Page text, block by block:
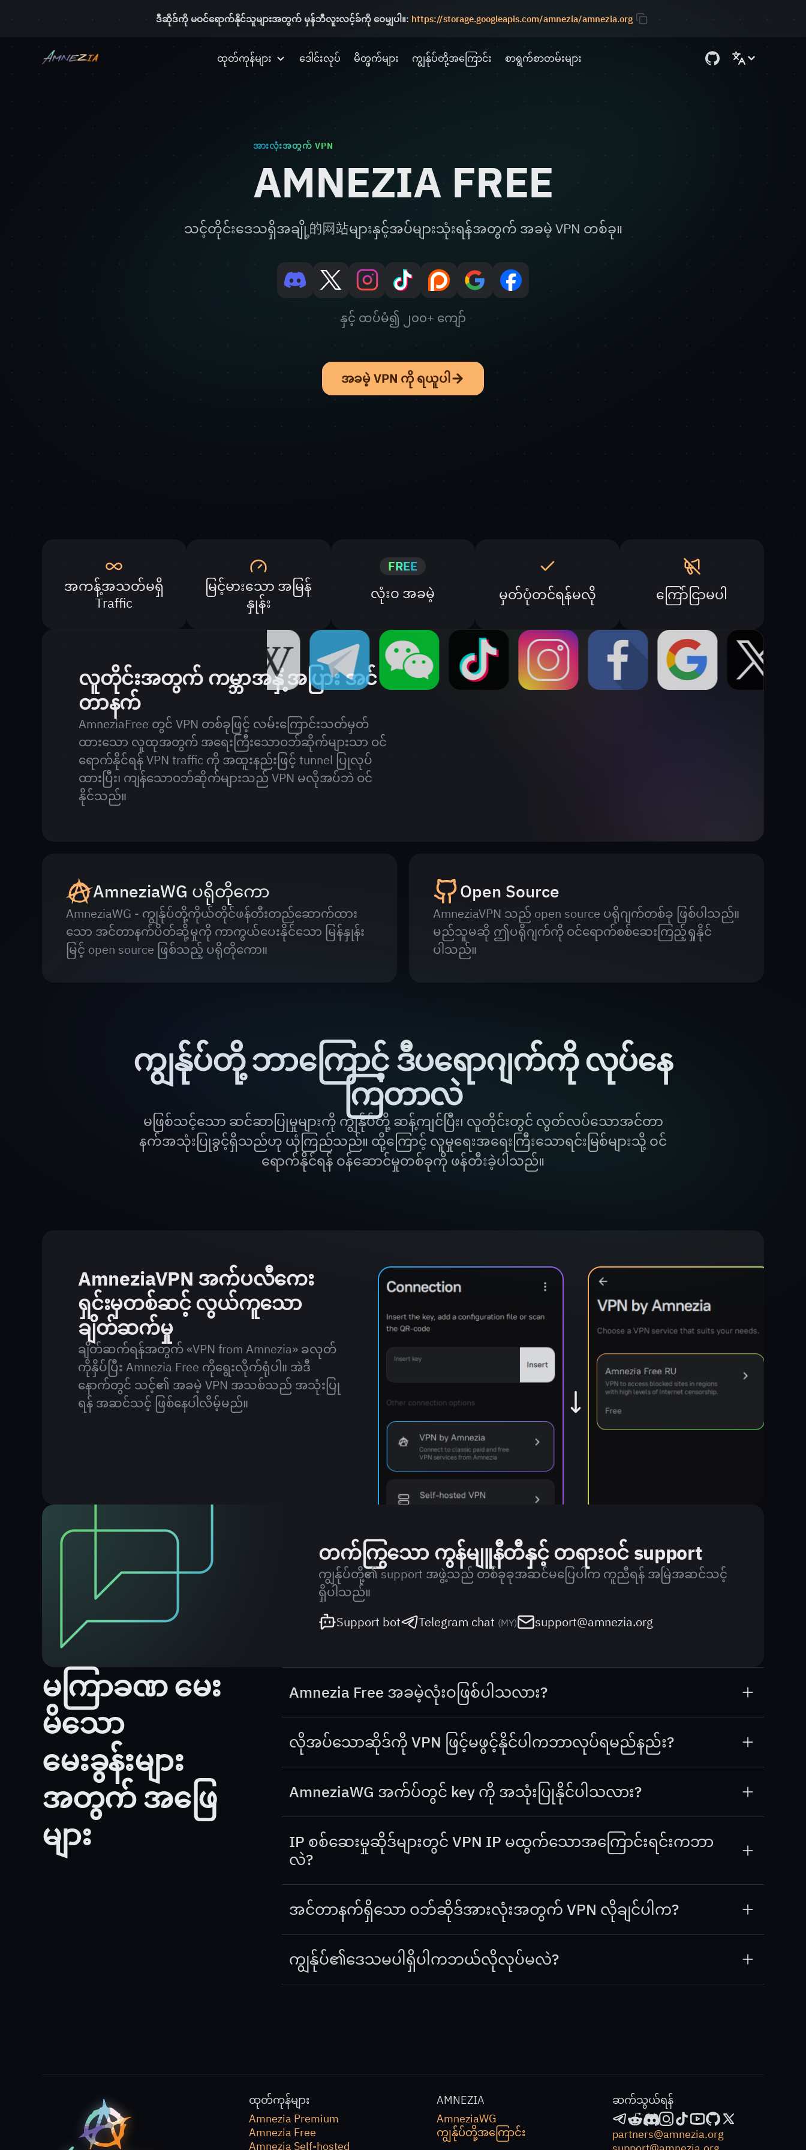
ဒီဆိုဒ်ကို မဝင်ရောက်နိုင်သူများအတွက် မှန်ဘီလူးလင့်ခ်ကို ဝေမျှပါ။: https://storage.googleapis.com/amnezia/amnezia.org
ထုတ်ကုန်များ ဒေါင်းလုပ် မိတ္ဖက်များ ကျွန်ုပ်တို့အကြောင်း စာရွက်စာတမ်းများ
အားလုံးအတွက် VPN
AMNEZIA FREE
သင့်တိုင်းဒေသရှိအချို့的网站များနှင့်အပ်များသုံးရန်အတွက် အခမဲ့ VPN တစ်ခု။
နှင့် ထပ်မံ၍ ၂၀၀+ ကျော်
အခမဲ့ VPN ကို ရယူပါ
အကန့်အသတ်မရှိ
Traffic
မြင့်မားသော အမြန်
နှုန်း
FREE
လုံးဝ အခမဲ့ မှတ်ပုံတင်ရန်မလို ကြော်ငြာမပါ
လူတိုင်းအတွက် ကမ္ဘာအနှံ့အပြား အင်
တာနက်
AmneziaFree တွင် VPN တစ်ခုဖြင့် လမ်းကြောင်းသတ်မှတ်
ထားသော လူထုအတွက် အရေးကြီးသောဝဘ်ဆိုက်များသာ ဝင်
ရောက်နိုင်ရန် VPN traffic ကို အထူးနည်းဖြင့် tunnel ပြုလုပ်
ထားပြီး၊ ကျန်သောဝဘ်ဆိုက်များသည် VPN မလိုအပ်ဘဲ ဝင်
နိုင်သည်။
AmneziaWG ပရိုတိုကော
AmneziaWG - ကျွန်ုပ်တို့ကိုယ်တိုင်ဖန်တီးတည်ဆောက်ထား
သော အင်တာနက်ပိတ်ဆို့မှုကို ကာကွယ်ပေးနိုင်သော မြန်နှုန်း
မြင့် open source ဖြစ်သည့် ပရိုတိုကော။
Open Source
AmneziaVPN သည် open source ပရိုဂျက်တစ်ခု ဖြစ်ပါသည်။
မည်သူမဆို ဤပရိုဂျက်ကို ဝင်ရောက်စစ်ဆေးကြည့်ရှုနိုင်
ပါသည်။
ကျွန်ုပ်တို့ ဘာကြောင့် ဒီပရောဂျက်ကို လုပ်နေ
ကြတာလဲ
မဖြစ်သင့်သော ဆင်ဆာပြုမှုများကို ကျွန်ုပ်တို့ ဆန့်ကျင်ပြီး၊ လူတိုင်းတွင် လွတ်လပ်သောအင်တာ
နက်အသုံးပြုခွင့်ရှိသည်ဟု ယုံကြည်သည်။ ထို့ကြောင့် လူမှုရေးအရေးကြီးသောရင်းမြစ်များသို့ ဝင်
ရောက်နိုင်ရန် ဝန်ဆောင်မှုတစ်ခုကို ဖန်တီးခဲ့ပါသည်။
AmneziaVPN အက်ပလီကေး
ရှင်းမှတစ်ဆင့် လွယ်ကူသော
ချိတ်ဆက်မှု
ချိတ်ဆက်ရန်အတွက် «VPN from Amnezia» ခလုတ်
ကိုနှိပ်ပြီး Amnezia Free ကိုရွေးလိုက်ရုံပါ။ အဲဒီ
နောက်တွင် သင့်၏ အခမဲ့ VPN အသစ်သည် အသုံးပြု
ရန် အဆင်သင့် ဖြစ်နေပါလိမ့်မည်။
တက်ကြွသော ကွန်မျူနီတီနှင့် တရားဝင် support
ကျွန်ုပ်တို့၏ support အဖွဲ့သည် တစ်ခုခုအဆင်မပြေပါက ကူညီရန် အမြဲအဆင်သင့်
ရှိပါသည်။
Support bot
Telegram chat (MY) support@amnezia.org
မကြာခဏ မေး
မိသော
မေးခွန်းများ
အတွက် အဖြေ
များ
Amnezia Free အခမဲ့လုံးဝဖြစ်ပါသလား?
ဆိုက်များကိုသာ ဖွင့်နိုင်ပြီး၊ ကျန်သောဝဘ်ဆိုက်များကို VPN မလိုအပ်ဘဲ အသုံးပြုနိုင်သည်။
လိုအပ်သောဆိုဒ်ကို VPN ဖြင့်မဖွင့်နိုင်ပါကဘာလုပ်ရမည်နည်း?
support@amnezia.orgသို့ ဆက်သွယ်ပေးပါ။ ကျွန်ုပ်တို့သည် မကျင့်သုံးမှု၊ အန္တရာယ်ရှိခြင်း၊ သင့်တင့်မှုမရှိ
သောအကြောင်းအရာများ ပါဝင်သည့်ဝဘ်ဆိုဒ်များကို ထည့်သွင်းမည်မဟုတ်ပါ။
AmneziaWG အက်ပ်တွင် key ကို အသုံးပြုနိုင်ပါသလား?
IP စစ်ဆေးမှုဆိုဒ်များတွင် VPN IP မထွက်သောအကြောင်းရင်းကဘာ
လဲ?
ဒ်များသည် သင်၏ မူရင်း IP ဖြင့်ဖွင့်ပါမည်။
အင်တာနက်ရှိသော ဝဘ်ဆိုဒ်အားလုံးအတွက် VPN လိုချင်ပါက?
ဖြစ်သည်။ သင်၏ ကိုယ်ပိုင်ဆာဗာတွင် VPNဖန်တီးနိုင်သည်။
ကျွန်ုပ်၏ဒေသမပါရှိပါကဘယ်လိုလုပ်မလဲ?
ထုတ်ကုန်များ
Amnezia Premium
Amnezia Free
Amnezia Self-hosted
AMNEZIA
AmneziaWG
ကျွန်ုပ်တို့အကြောင်း
ဆက်သွယ်ရန်
partners@amnezia.org